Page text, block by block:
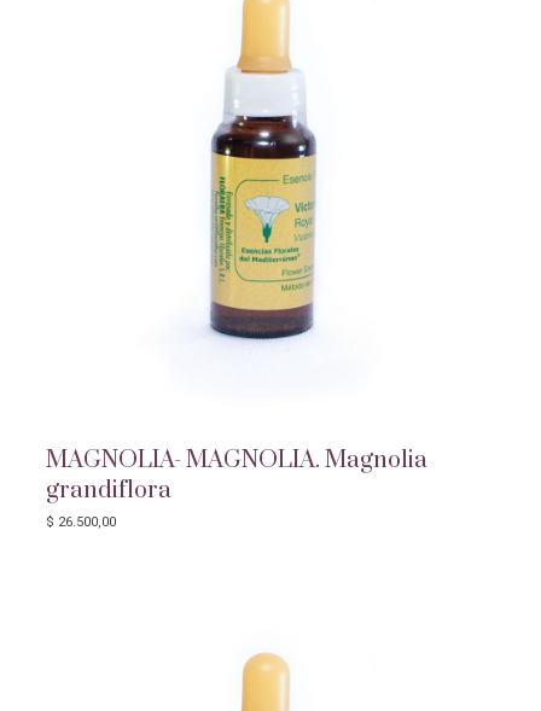
MAGNOLIA- MAGNOLIA. Magnolia
grandiflora
$ 26.500,00